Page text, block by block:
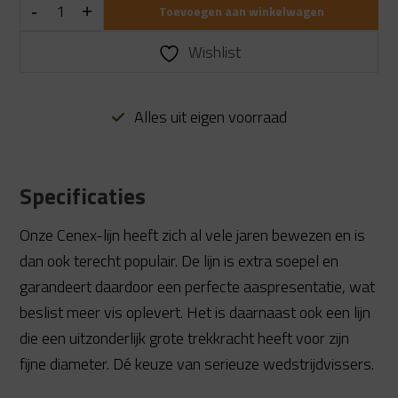
Toevoegen aan winkelwagen
Wishlist
Alles uit eigen voorraad
Specificaties
Onze Cenex-lijn heeft zich al vele jaren bewezen en is
dan ook terecht populair. De lijn is extra soepel en
garandeert daardoor een perfecte aaspresentatie, wat
beslist meer vis oplevert. Het is daarnaast ook een lijn
die een uitzonderlijk grote trekkracht heeft voor zijn
fijne diameter. Dé keuze van serieuze wedstrijdvissers.